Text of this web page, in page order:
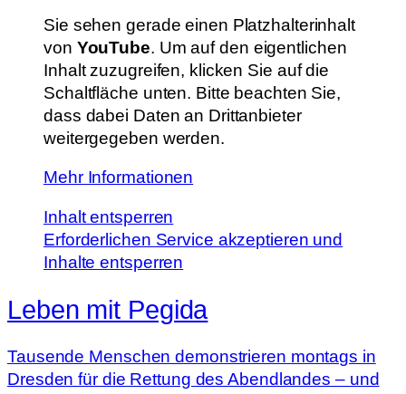
Sie sehen gerade einen Platzhalterinhalt
von YouTube. Um auf den eigentlichen
Inhalt zuzugreifen, klicken Sie auf die
Schaltfläche unten. Bitte beachten Sie,
dass dabei Daten an Drittanbieter
weitergegeben werden.
Mehr Informationen
Inhalt entsperren
Erforderlichen Service akzeptieren und
Inhalte entsperren
Leben mit Pegida
Tausende Menschen demonstrieren montags in
Dresden für die Rettung des Abendlandes – und